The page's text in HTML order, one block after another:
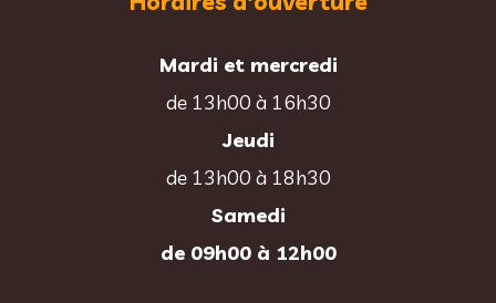
Mardi et mercredi
de 13h00 à 16h30
Jeudi
de 13h00 à 18h30
Samedi
de 09h00 à 12h00